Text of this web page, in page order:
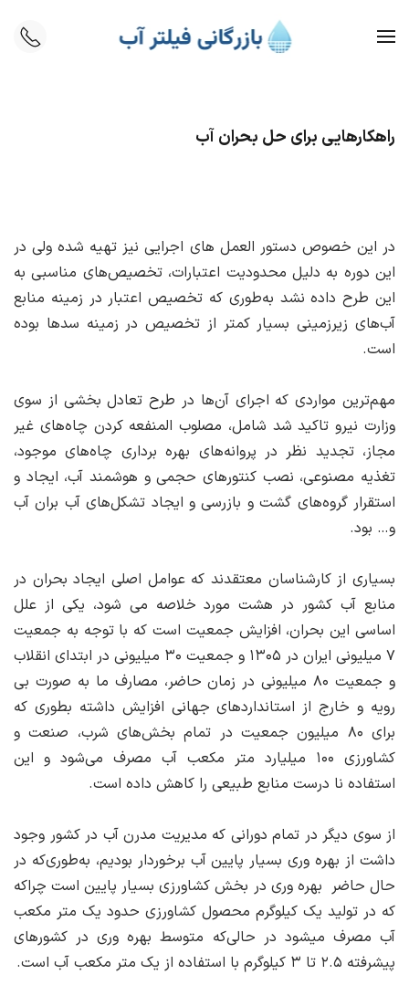
Skip to main content
راهکارهایی برای حل بحران آب
در این خصوص دستور العمل های اجرایی نیز تهیه شده ولی در
این دوره به دلیل محدودیت اعتبارات، تخصیص‌های مناسبی به
این طرح داده نشد به‌طوری که تخصیص اعتبار در زمینه منابع
آب‌های زیرزمینی بسیار کمتر از تخصیص در زمینه سدها بوده
است.
مهم‌ترین مواردی که اجرای آن‌ها در طرح تعادل بخشی از سوی
وزارت نیرو تاکید شد شامل، مصلوب المنفعه کردن چاه‌های غیر
مجاز، تجدید نظر در پروانه‌های بهره برداری چاه‌های موجود،
تغذیه مصنوعی، نصب کنتورهای حجمی و هوشمند آب، ایجاد و
استقرار گروه‌های گشت و بازرسی و ایجاد تشکل‌های آب بران آب
و… بود.
بسیاری از کارشناسان معتقدند که عوامل اصلی ایجاد بحران در
منابع آب کشور در هشت مورد خلاصه می شود، یکی از علل
اساسی این بحران، افزایش جمعیت است که با توجه به جمعیت
۷ میلیونی ایران در ۱۳۰۵ و جمعیت ۳۰ میلیونی در ابتدای انقلاب
و جمعیت ۸۰ میلیونی در زمان حاضر، مصارف ما به صورت بی
رویه و خارج از استانداردهای جهانی افزایش داشته بطوری که
برای ۸۰ میلیون جمعیت در تمام بخش‌های شرب، صنعت و
کشاورزی ۱۰۰ میلیارد متر مکعب آب مصرف می‌شود و این
استفاده نا درست منابع طبیعی را کاهش داده است.
از سوی دیگر در تمام دورانی که مدیریت مدرن آب در کشور وجود
داشت از بهره وری بسیار پایین آب برخوردار بودیم، به‌طوری‌که در
حال حاضر بهره وری در بخش کشاورزی بسیار پایین است چراکه
که در تولید یک کیلوگرم محصول کشاورزی حدود یک متر مکعب
آب مصرف میشود در حالی‌که متوسط بهره وری در کشورهای
پیشرفته ۲.۵ تا ۳ کیلوگرم با استفاده از یک متر مکعب آب است.